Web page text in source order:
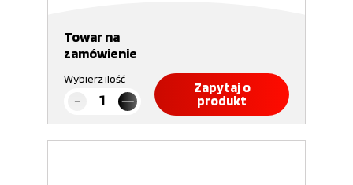
Towar na
zamówienie
Wybierz ilość
Zapytaj o
produkt